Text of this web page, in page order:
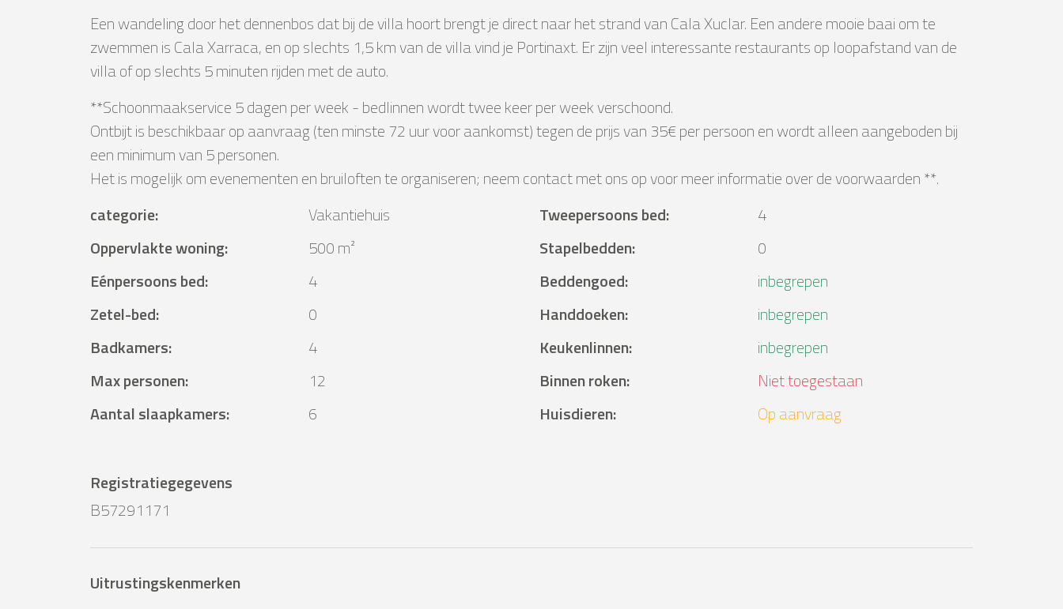
Een wandeling door het dennenbos dat bij de villa hoort brengt je direct naar het strand van Cala Xuclar. Een andere mooie baai om te
zwemmen is Cala Xarraca, en op slechts 1,5 km van de villa vind je Portinaxt. Er zijn veel interessante restaurants op loopafstand van de
villa of op slechts 5 minuten rijden met de auto.
**Schoonmaakservice 5 dagen per week - bedlinnen wordt twee keer per week verschoond.
Ontbijt is beschikbaar op aanvraag (ten minste 72 uur voor aankomst) tegen de prijs van 35€ per persoon en wordt alleen aangeboden bij
een minimum van 5 personen.
Het is mogelijk om evenementen en bruiloften te organiseren; neem contact met ons op voor meer informatie over de voorwaarden **.
categorie:
Vakantiehuis
Oppervlakte woning:
500 m²
Eénpersoons bed:
4
Zetel-bed:
0
Badkamers:
4
Max personen:
12
Aantal slaapkamers: 6
Tweepersoons bed:
4
Stapelbedden:
0
Beddengoed:
inbegrepen
Handdoeken:
inbegrepen
Keukenlinnen:
inbegrepen
Binnen roken:
Niet toegestaan
Huisdieren: Op aanvraag
Registratiegegevens
B57291171
Uitrustingskenmerken